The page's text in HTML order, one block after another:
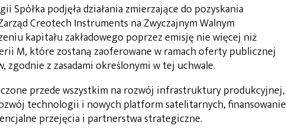
Spółka podjęła działania zmierzające do pozyskania
Creotech Instruments na Zwyczajnym Walnym
kapitału zakładowego poprzez emisję nie więcej niż
M, które zostaną zaoferowane w ramach oferty publicznej
z zasadami określonymi w tej uchwale.
przede wszystkim na rozwój infrastruktury produkcyjnej,
technologii i nowych platform satelitarnych, finansowanie
przejęcia i partnerstwa strategiczne.